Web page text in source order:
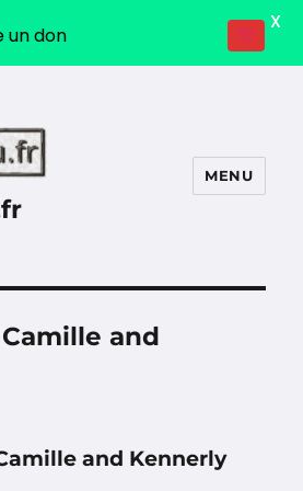
MENU
Camille and
and Kennerly
un don
X